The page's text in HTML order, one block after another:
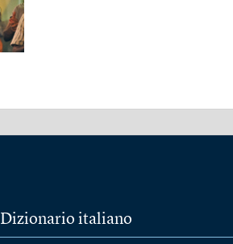
Dizionario italiano